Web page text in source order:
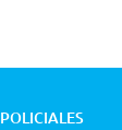
POLICIALES